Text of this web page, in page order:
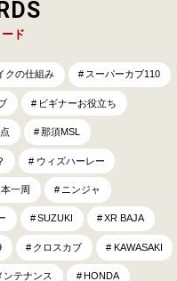
ド
クの仕組み スーパーカブ110
ビギナーお役立ち
那須MSL
ウィズハーレー
一周 ニンジャ
SUZUKI XR BAJA
クロスカブ KAWASAKI
ンテナンス HONDA